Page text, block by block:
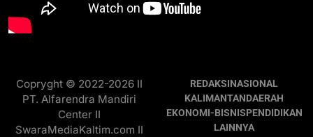
Copryght © 2022-2026 II
PT. Alfarendra Mandiri
Center II
SwaraMediaKaltim.com II
REDAKSINASIONAL
KALIMANTANDAERAH
EKONOMI-BISNISPENDIDIKAN
LAINNYA